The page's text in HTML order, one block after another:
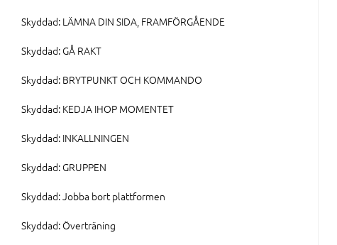
Skyddad: LÄMNA DIN SIDA, FRAMFÖRGÅENDE
Skyddad: GÅ RAKT
Skyddad: BRYTPUNKT OCH KOMMANDO
Skyddad: KEDJA IHOP MOMENTET
Skyddad: INKALLNINGEN
Skyddad: GRUPPEN
Skyddad: Jobba bort plattformen
Skyddad: Överträning